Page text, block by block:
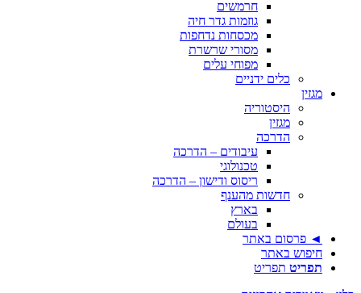
חרמשים
גוזמות גדר חיה
מכסחות נדחפות
מסורי שרשרת
מפוחי עלים
כלים ידניים
מגזין
היסטוריה
מגזין
הדרכה
עיבודים – הדרכה
טכנולוגי
ריסוס ודישון – הדרכה
חדשות מהענף
בארץ
בעולם
◄ פרסום באתר
חיפוש באתר
תפריט תפריט